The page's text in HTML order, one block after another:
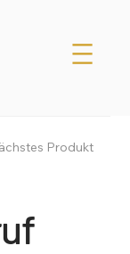
Produkt